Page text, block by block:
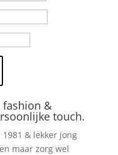
&
touch.
& lekker jong
maar zorg wel